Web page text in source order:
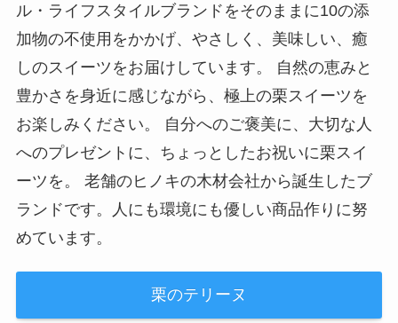
ル・ライフスタイルブランドをそのままに10の添
加物の不使用をかかげ、やさしく、美味しい、癒
しのスイーツをお届けしています。 自然の恵みと
豊かさを身近に感じながら、極上の栗スイーツを
お楽しみください。 自分へのご褒美に、大切な人
へのプレゼントに、ちょっとしたお祝いに栗スイ
ーツを。 老舗のヒノキの木材会社から誕生したブ
ランドです。人にも環境にも優しい商品作りに努
めています。
栗のテリーヌ